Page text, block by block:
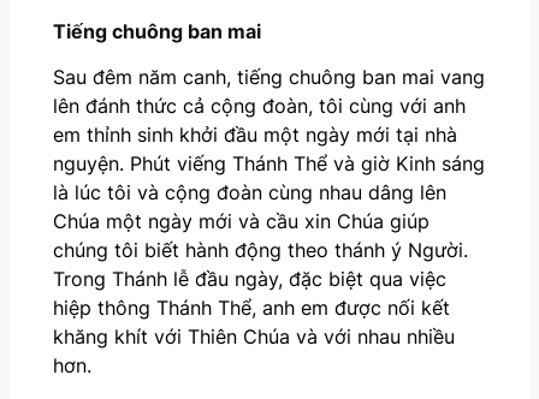
Tiếng chuông ban mai
Sau đêm năm canh, tiếng chuông ban mai vang
lên đánh thức cả cộng đoàn, tôi cùng với anh
em thỉnh sinh khởi đầu một ngày mới tại nhà
nguyện. Phút viếng Thánh Thể và giờ Kinh sáng
là lúc tôi và cộng đoàn cùng nhau dâng lên
Chúa một ngày mới và cầu xin Chúa giúp
chúng tôi biết hành động theo thánh ý Người.
Trong Thánh lễ đầu ngày, đặc biệt qua việc
hiệp thông Thánh Thể, anh em được nối kết
khăng khít với Thiên Chúa và với nhau nhiều
hơn.